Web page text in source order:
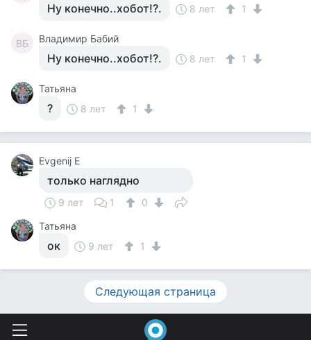
Ну конечно..хобот!?. 8 лет 1
ВБ Владимир Бабий
Ну конечно..хобот!?. 8 лет 1
Татьяна
? 8 лет 1
Evgenij E
только наглядно
9 лет 1
0
Татьяна
ок 9 лет 1
Следующая страница